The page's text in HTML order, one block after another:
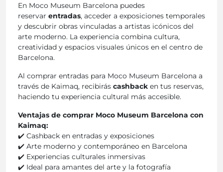
En Moco Museum Barcelona puedes
reservar entradas, acceder a exposiciones temporales
y descubrir obras vinculadas a artistas icónicos del
arte moderno. La experiencia combina cultura,
creatividad y espacios visuales únicos en el centro de
Barcelona.
Al comprar entradas para Moco Museum Barcelona a
través de Kaimaq, recibirás cashback en tus reservas,
haciendo tu experiencia cultural más accesible.
Ventajas de comprar Moco Museum Barcelona con
Kaimaq:
✔️ Cashback en entradas y exposiciones
✔️ Arte moderno y contemporáneo en Barcelona
✔️ Experiencias culturales inmersivas
✔️ Ideal para amantes del arte y la fotografía